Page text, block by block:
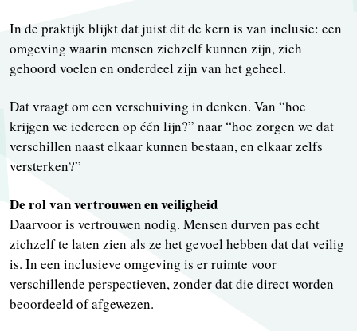
In de praktijk blijkt dat juist dit de kern is van inclusie: een
omgeving waarin mensen zichzelf kunnen zijn, zich
gehoord voelen en onderdeel zijn van het geheel.
Dat vraagt om een verschuiving in denken. Van “hoe
krijgen we iedereen op één lijn?” naar “hoe zorgen we dat
verschillen naast elkaar kunnen bestaan, en elkaar zelfs
versterken?”
De rol van vertrouwen en veiligheid
Daarvoor is vertrouwen nodig. Mensen durven pas echt
zichzelf te laten zien als ze het gevoel hebben dat dat veilig
is. In een inclusieve omgeving is er ruimte voor
verschillende perspectieven, zonder dat die direct worden
beoordeeld of afgewezen.